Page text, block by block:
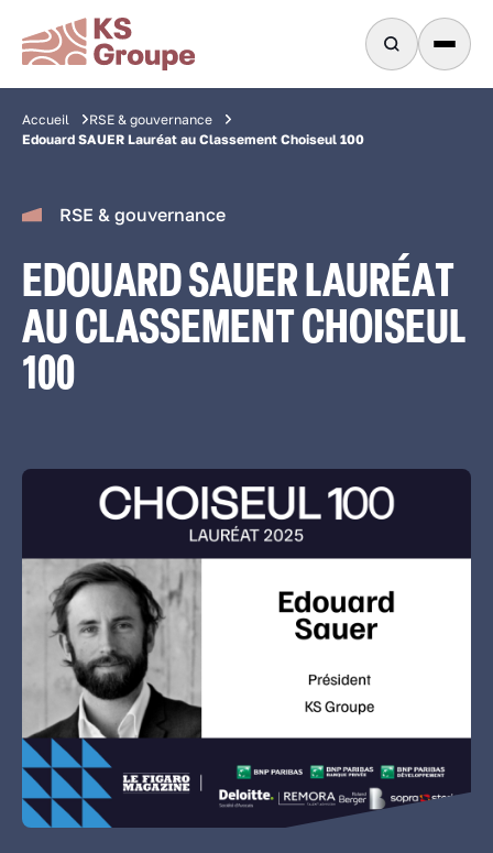
Accueil RSE & gouvernance
Edouard SAUER Lauréat au Classement Choiseul 100
RSE & gouvernance
EDOUARD SAUER LAURÉAT
AU CLASSEMENT CHOISEUL
100